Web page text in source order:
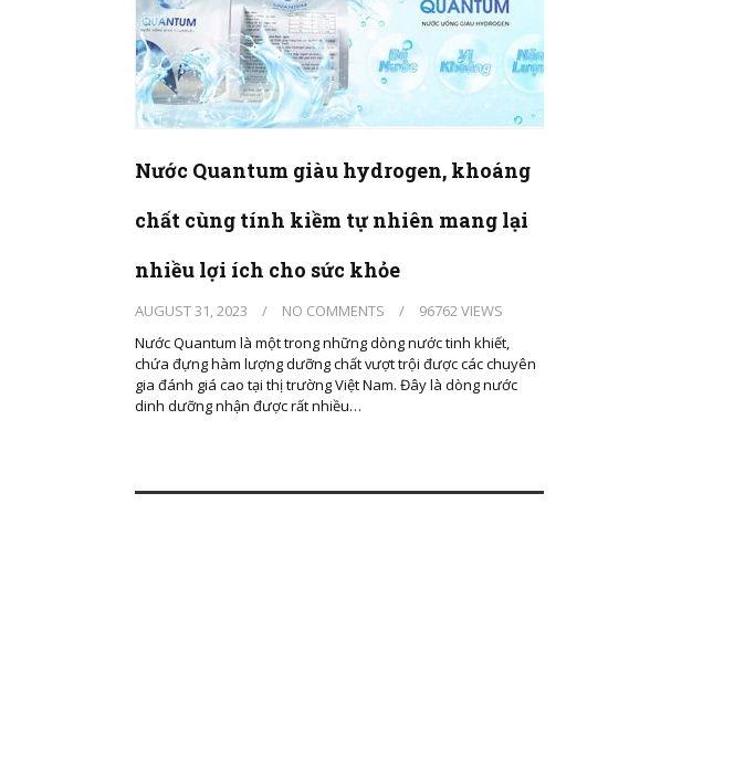
Nước Quantum giàu hydrogen, khoáng
chất cùng tính kiềm tự nhiên mang lại
nhiều lợi ích cho sức khỏe
AUGUST 31, 2023 / NO COMMENTS /
96762 VIEWS
Nước Quantum là một trong những dòng nước tinh khiết,
chứa đựng hàm lượng dưỡng chất vượt trội được các chuyên
gia đánh giá cao tại thị trường Việt Nam. Đây là dòng nước
dinh dưỡng nhận được rất nhiều…